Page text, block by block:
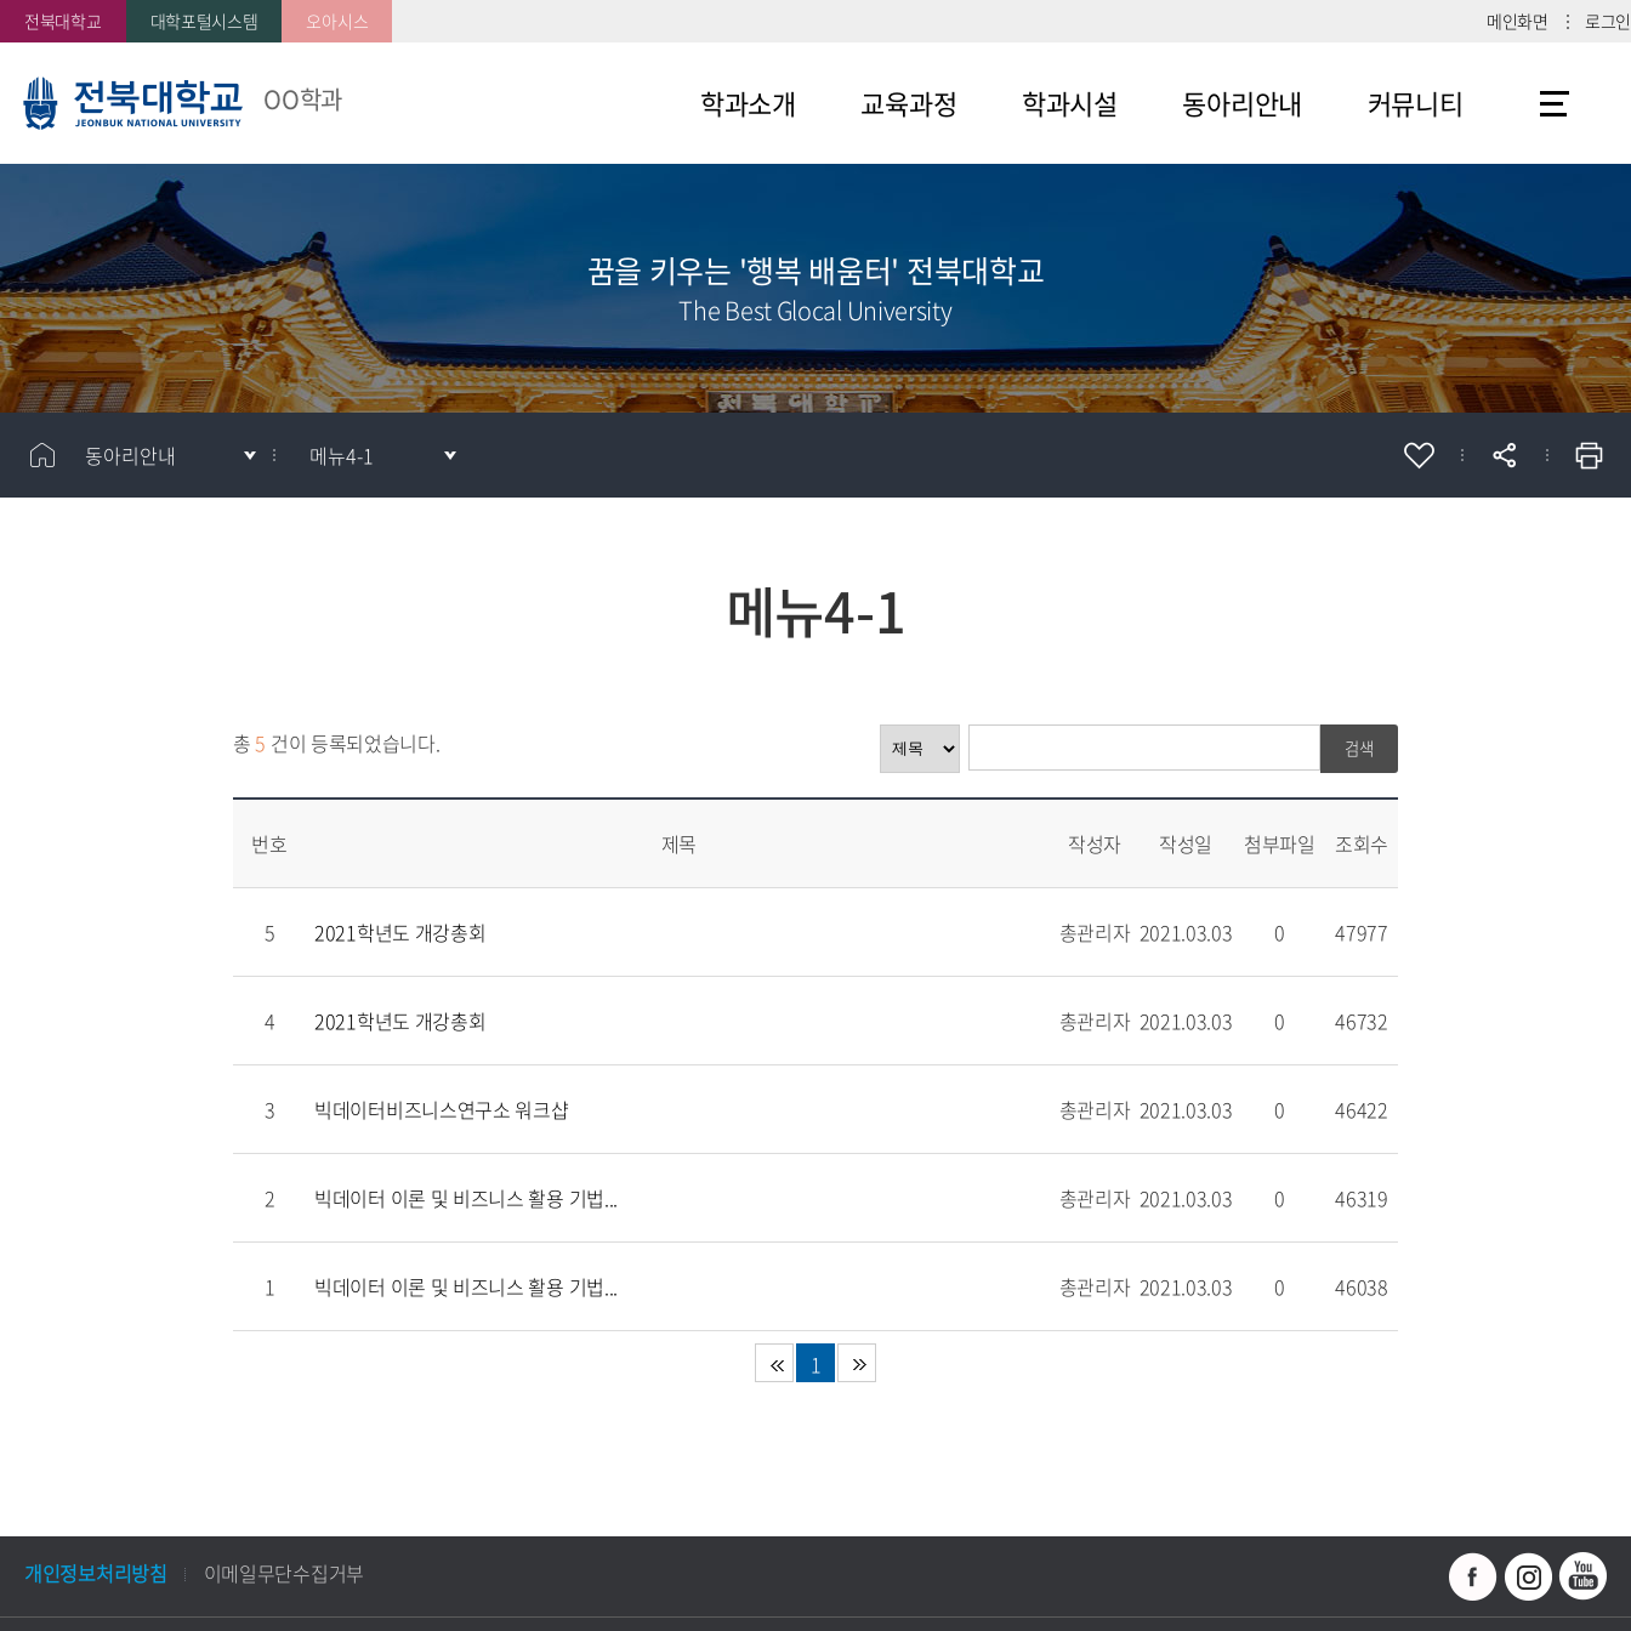
전북대학교 대학포털시스템 오아시스 메인화면 로그인
OO학과 학과소개
메뉴1-2
교육과정
메뉴2-2
학과시설
메뉴3-2
동아리안내 커뮤니티
공지사항
꿈을 키우는 '행복 배움터' 전북대학교
The Best Glocal University
동아리안내 메뉴4-1
메뉴4-1
총5 건이 등록되었습니다.
번호 제목 작성자 작성일 첨부파일 조회수
5 2021학년도 개강총회 총관리자 2021.03.03 0 47977
4 2021학년도 개강총회 총관리자 2021.03.03 0 46732
3 빅데이터비즈니스연구소 워크샵 총관리자 2021.03.03 0 46422
2 빅데이터 이론 및 비즈니스 활용 기법... 총관리자 2021.03.03 0 46319
1 빅데이터 이론 및 비즈니스 활용 기법... 총관리자 2021.03.03 0 46038
1
개인정보처리방침 이메일무단수집거부